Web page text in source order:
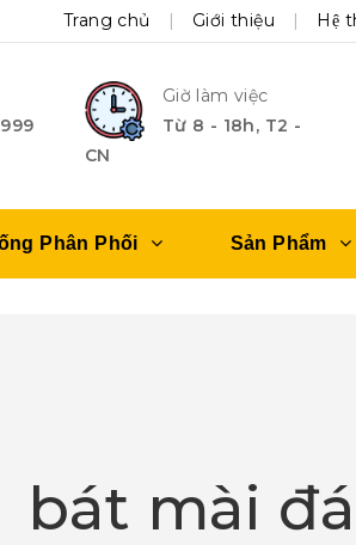
Trang chủ Giới thiệu Hệ
Giờ làm việc
Từ 8 - 18h, T2 -
CN
Phân Phối Sản Phẩm
bát mài đá